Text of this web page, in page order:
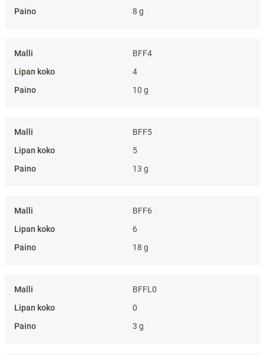
8 g
BFF4
4
10 g
BFF5
5
13 g
BFF6
6
18 g
BFFL0
0
3 g